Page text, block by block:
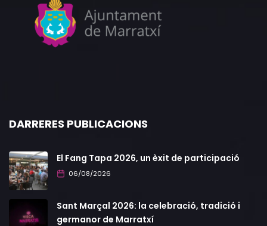
DARRERES PUBLICACIONS
El Fang Tapa 2026, un èxit de participació
06/08/2026
Sant Marçal 2026: la celebració, tradició i
germanor de Marratxí